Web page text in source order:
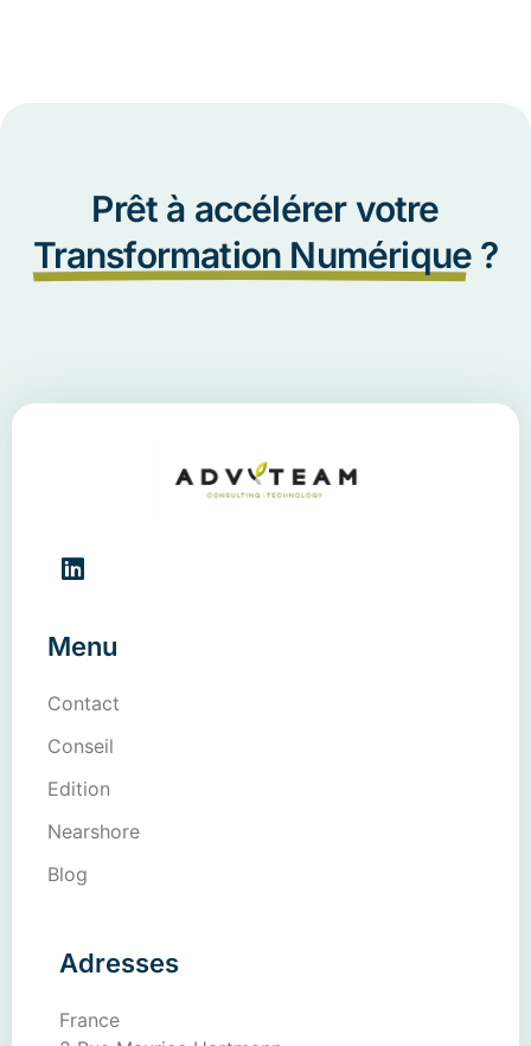
Prêt à accélérer votre
Transformation Numérique ?
Menu
Contact
Conseil
Edition
Nearshore
Blog
Adresses
France